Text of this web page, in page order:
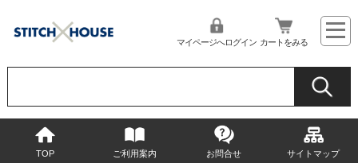
マイページへログイン カートをみる
TOP ご利用案内 お問合せ サイトマップ